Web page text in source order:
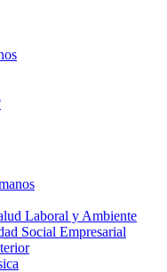
Laboral y Ambiente
Social Empresarial